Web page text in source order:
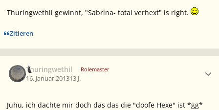
Thuringwethil gewinnt, "Sabrina- total verhext" is right.
Zitieren
Thuringwethil Rolemaster
16. Januar 201313 J.
Juhu, ich dachte mir doch das das die "doofe Hexe" ist *gg*